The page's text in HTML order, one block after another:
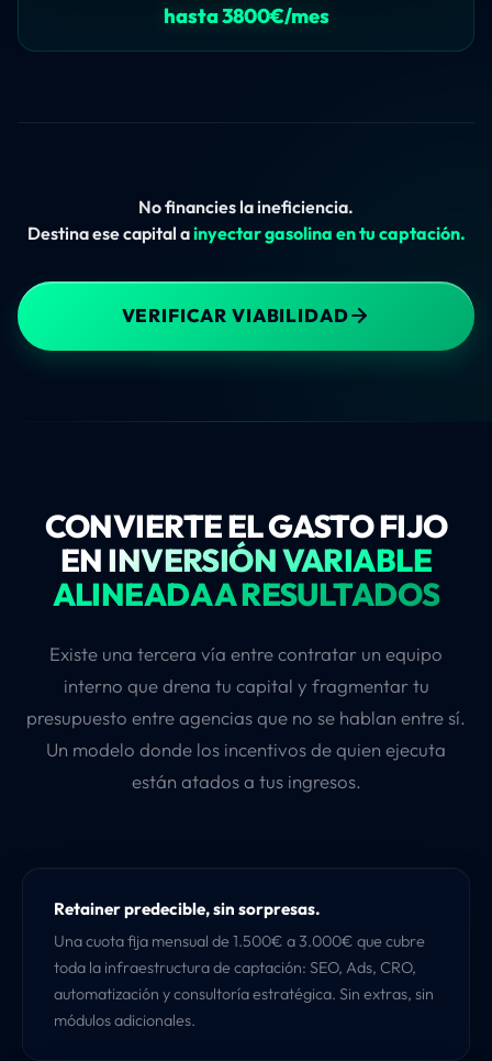
hasta 3800€/mes
No financies la ineficiencia.
Destina ese capital ainyectar gasolina en tu captación.
VERIFICAR VIABILIDAD
CONVIERTE EL GASTO FIJO
ENINVERSIÓN VARIABLE
ALINEADA A RESULTADOS
Existe una tercera vía entre contratar un equipo
interno que drena tu capital y fragmentar tu
presupuesto entre agencias que no se hablan entre sí.
Un modelo donde los incentivos de quien ejecuta
están atados a tus ingresos.
Retainer predecible, sin sorpresas.
Una cuota fija mensual de 1.500€ a 3.000€ que cubre
toda la infraestructura de captación: SEO, Ads, CRO,
automatización y consultoría estratégica. Sin extras, sin
módulos adicionales.